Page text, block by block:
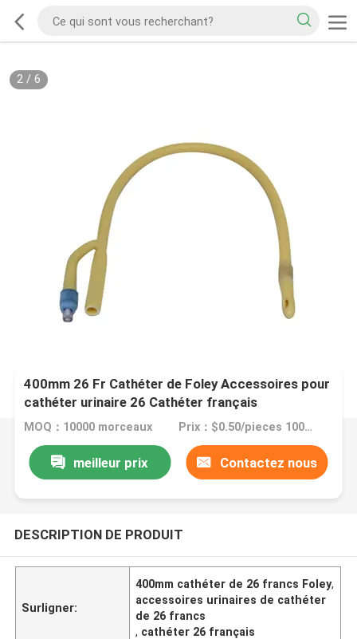
2/ 6
400mm 26 Fr Cathéter de Foley Accessoires pour
cathéter urinaire 26 Cathéter français
MOQ：10000 morceaux Prix：$0.50/pieces 10000-49999 pieces
meilleur prix Contactez nous
DESCRIPTION DE PRODUIT
Surligner:
400mm cathéter de 26 francs Foley,
accessoires urinaires de cathéter
de 26 francs
, cathéter 26 français